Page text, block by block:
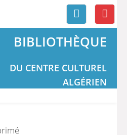
BIBLIOTHÈQUE
DU CENTRE CULTUREL
ALGÉRIEN